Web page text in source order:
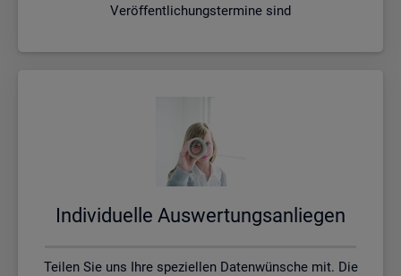
Veröffentlichungstermine sind
In­di­vi­du­el­le Aus­wer­tungs­an­lie­gen
Teilen Sie uns Ihre speziellen Datenwünsche mit. Die